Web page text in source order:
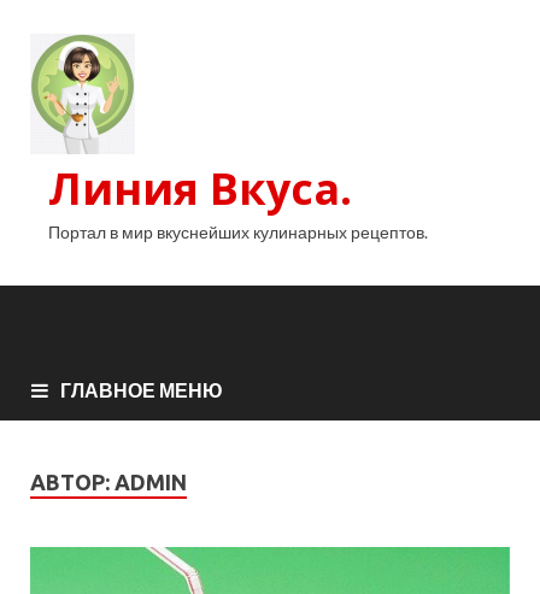
Линия Вкуса.
Портал в мир вкуснейших кулинарных рецептов.
ГЛАВНОЕ МЕНЮ
АВТОР: ADMIN